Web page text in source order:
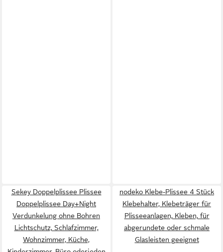
Sekey Doppelplissee Plissee
Doppelplissee Day+Night
Verdunkelung ohne Bohren
Lichtschutz, Schlafzimmer,
Wohnzimmer, Küche,
nodeko Klebe-Plissee 4 Stück
Klebehalter, Klebeträger für
Plisseeanlagen, Kleben, für
abgerundete oder schmale
Glasleisten geeignet